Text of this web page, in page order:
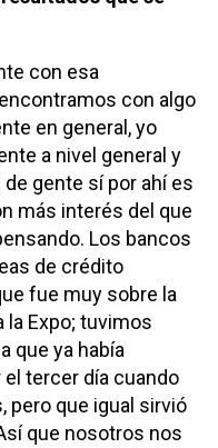
con esa
con algo
en general, yo
a nivel general y
gente sí por ahí es
más interés del que
Los bancos
de crédito
fue muy sobre la
la Expo; tuvimos
que ya había
el tercer día cuando
pero que igual sirvió
que nosotros nos